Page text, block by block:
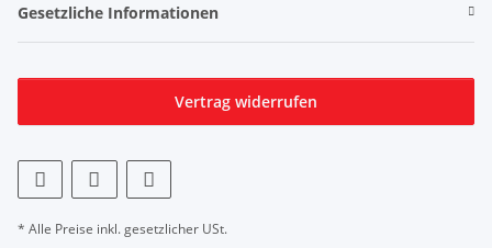
Gesetzliche Informationen
Vertrag widerrufen
* Alle Preise inkl. gesetzlicher USt.